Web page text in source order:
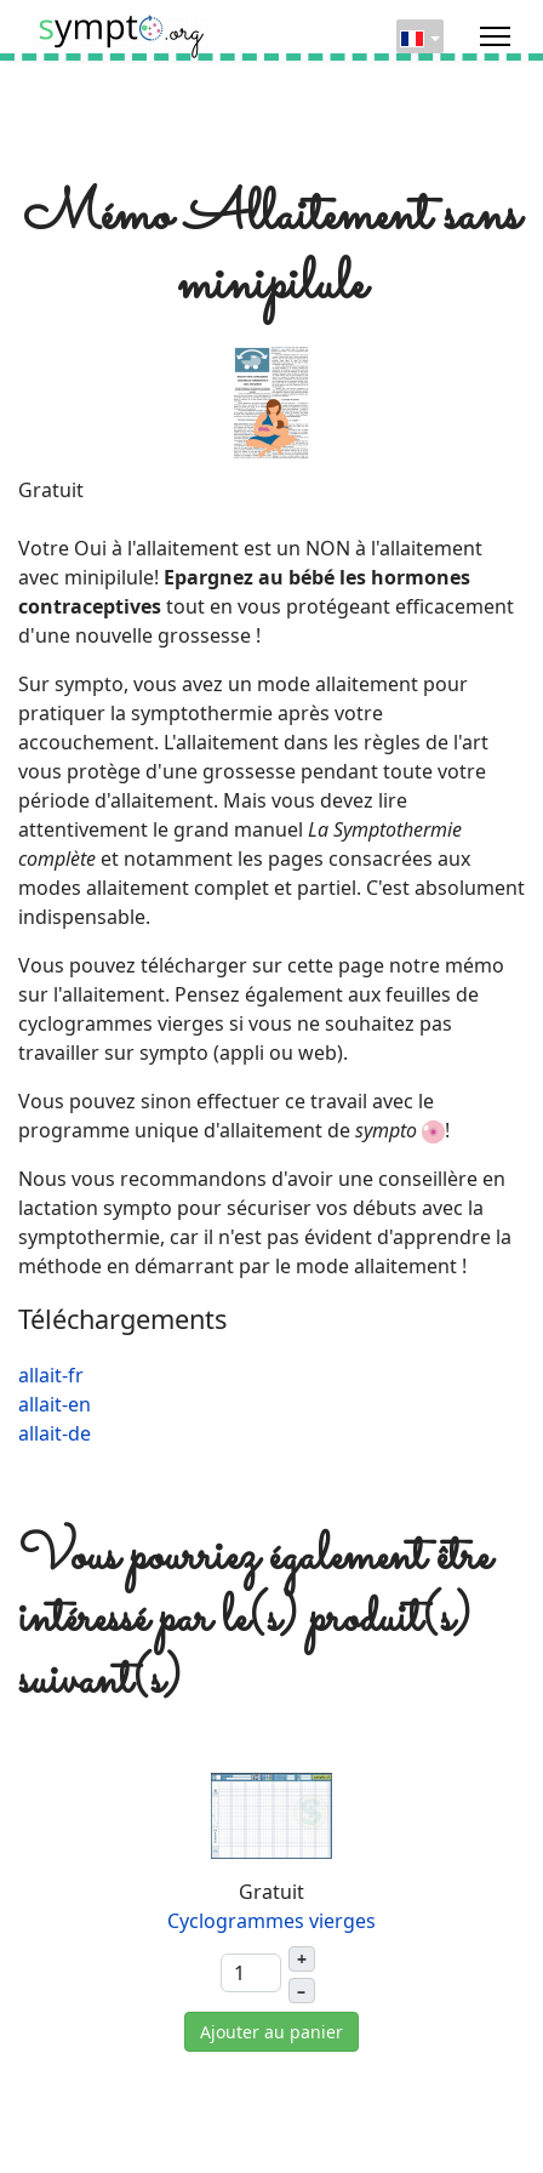
Mémo Allaitement sans
minipilule
Gratuit
Votre Oui à l'allaitement est un NON à l'allaitement
avec minipilule! Epargnez au bébé les hormones
contraceptivestout en vous protégeant efficacement
d'une nouvelle grossesse !
Sur sympto, vous avez un mode allaitement pour
pratiquer la symptothermie après votre
accouchement. L'allaitement dans les règles de l'art
vous protège d'une grossesse pendant toute votre
période d'allaitement. Mais vous devez lire
attentivement le grand manuel La Symptothermie
complète et notamment les pages consacrées aux
modes allaitement complet et partiel. C'est absolument
indispensable.
Vous pouvez télécharger sur cette page notre mémo
sur l'allaitement. Pensez également aux feuilles de
cyclogrammes vierges si vous ne souhaitez pas
travailler sur sympto (appli ou web).
Vous pouvez sinon effectuer ce travail avec le
programme unique d'allaitement desympto
!
Nous vous recommandons d'avoir une conseillère en
lactation sympto pour sécuriser vos débuts avec la
symptothermie, car il n'est pas évident d'apprendre la
méthode en démarrant par le mode allaitement !
Téléchargements
allait-fr
allait-en
allait-de
Vous pourriez également être
intéressé par le(s) produit(s)
suivant(s)
Gratuit
Cyclogrammes vierges
+
–
Ajouter au panier